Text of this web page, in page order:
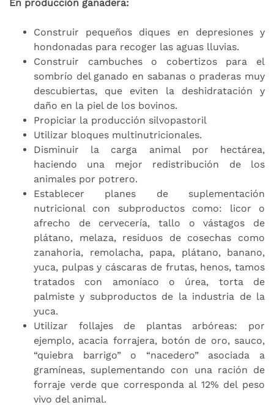
En producción ganadera:
Construir pequeños diques en depresiones y
hondonadas para recoger las aguas lluvias.
Construir cambuches o cobertizos para el
sombrío del ganado en sabanas o praderas muy
descubiertas, que eviten la deshidratación y
daño en la piel de los bovinos.
Propiciar la producción silvopastoril
Utilizar bloques multinutricionales.
Disminuir la carga animal por hectárea,
haciendo una mejor redistribución de los
animales por potrero.
Establecer planes de suplementación
nutricional con subproductos como: licor o
afrecho de cervecería, tallo o vástagos de
plátano, melaza, residuos de cosechas como
zanahoria, remolacha, papa, plátano, banano,
yuca, pulpas y cáscaras de frutas, henos, tamos
tratados con amoníaco o úrea, torta de
palmiste y subproductos de la industria de la
yuca.
Utilizar follajes de plantas arbóreas: por
ejemplo, acacia forrajera, botón de oro, sauco,
“quiebra barrigo” o “nacedero” asociada a
gramíneas, suplementando con una ración de
forraje verde que corresponda al 12% del peso
vivo del animal.